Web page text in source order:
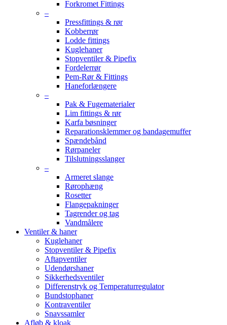
Forkromet Fittings
–
Pressfittings & rør
Kobberrør
Lodde fittings
Kuglehaner
Stopventiler & Pipefix
Fordelerrør
Pem-Rør & Fittings
Haneforlængere
–
Pak & Fugematerialer
Lim fittings & rør
Karfa bøsninger
Reparationsklemmer og bandagemuffer
Spændebånd
Rørpaneler
Tilslutningsslanger
–
Armeret slange
Rørophæng
Rosetter
Flangepakninger
Tagrender og tag
Vandmålere
Ventiler & haner
Kuglehaner
Stopventiler & Pipefix
Aftapventiler
Udendørshaner
Sikkerhedsventiler
Differenstryk og Temperaturregulator
Bundstophaner
Kontraventiler
Snavssamler
Afløb & kloak